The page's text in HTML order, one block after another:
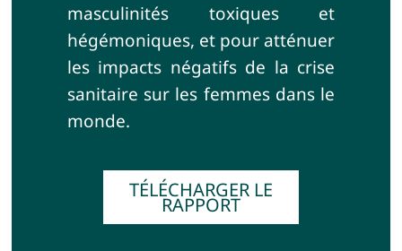
masculinités toxiques et
hégémoniques, et pour atténuer
les impacts négatifs de la crise
sanitaire sur les femmes dans le
monde.
TÉLÉCHARGER LE
RAPPORT